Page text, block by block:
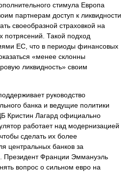
стимула Европа
партнерам доступ к ликвидности
своеобразной страховкой на
потрясений. Такой подход
ЕС, что в периоды финансовых
«менее склонны
ликвидность» своим
руководство
банка и ведущие политики
Кристин Лагард официально
работает над модернизацией
сделать их более
центральных банков за
Президент Франции Эммануэль
вопрос о сильном евро на